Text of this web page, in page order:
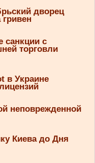
дворец
санкции с
торговли
в Украине
неповрежденной
Киева до Дня